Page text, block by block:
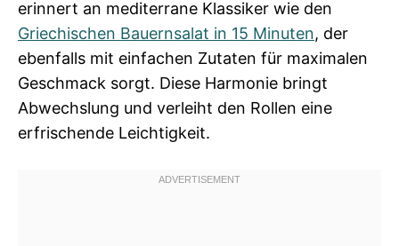
erinnert an mediterrane Klassiker wie den
Griechischen Bauernsalat in 15 Minuten, der
ebenfalls mit einfachen Zutaten für maximalen
Geschmack sorgt. Diese Harmonie bringt
Abwechslung und verleiht den Rollen eine
erfrischende Leichtigkeit.